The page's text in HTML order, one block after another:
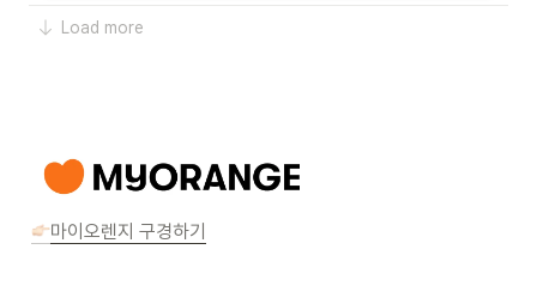
Load more
마이오렌지 구경하기